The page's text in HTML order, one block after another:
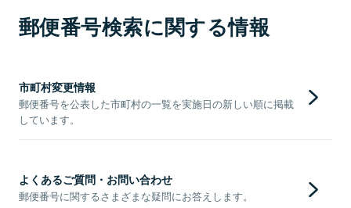
郵便番号検索に関する情報
市町村変更情報
郵便番号を公表した市町村の一覧を実施日の新しい順に掲載
しています。
よくあるご質問・お問い合わせ
郵便番号に関するさまざまな疑問にお答えします。